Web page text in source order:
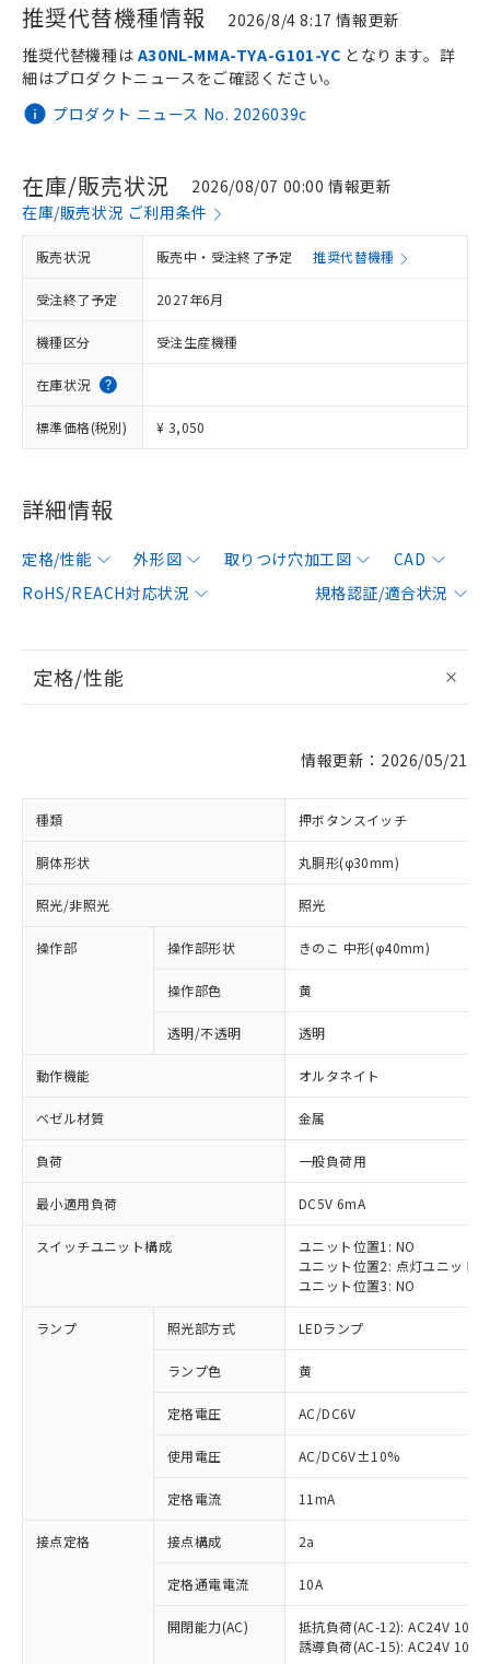
推奨代替機種情報 2026/8/4 8:17 情報更新
プロダクト ニュース No. 2026039c
推奨代替機種は A30NL-MMA-TYA-G101-YC となります。詳
細はプロダクトニュースをご確認ください。
在庫/販売状況
2026/08/07 00:00 情報更新
在庫/販売状況 ご利用条件
販売状況 販売中・受注終了予定 推奨代替機種
受注終了予定 2027年6月
機種区分 受注生産機種
在庫状況
標準価格(税別) ¥ 3,050
詳細情報
定格/性能 外形図 取りつけ穴加工図
CAD
RoHS/REACH対応状況
規格認証/適合状況
定格/性能
情報更新：2026/05/21
種類 押ボタンスイッチ
胴体形状 丸胴形(φ30mm)
照光/非照光 照光
操作部 操作部形状 きのこ 中形(φ40mm)
操作部色 黄
透明/不透明 透明
動作機能 オルタネイト
ベゼル材質 金属
負荷 一般負荷用
最小適用負荷 DC5V 6mA
スイッチユニット構成
ユニット位置1: NO
ユニット位置2: 点灯ユニット
ユニット位置3: NO
ランプ 照光部方式 LEDランプ
ランプ色 黄
定格電圧 AC/DC6V
使用電圧 AC/DC6V±10%
定格電流 11mA
接点定格 接点構成 2a
定格通電電流 10A
開閉能力(AC)
抵抗負荷(AC-12): AC24V 10A/
誘導負荷(AC-15): AC24V
ご利用条件
以下の条件をお読みいただき、同意のうえ
ご利用ください。
本サービスは、当社制御機器事業取扱
商品の当社在庫状況および標準価格
(税抜)を提供させていただくもので
当社制御機器事業取扱商品の中には、
対応済み：EU RoHS指令（10物質）の
非含有に対応した製品が提供可能な商品で
対応予定：EU RoHS指令（10物質）の非含
有に対応した製品に切り替える予定のある
対応予定なし：EU RoHS指令（10物質）の
非含有に非対応の商品で、対応品を出す予
調査・確認中：EU RoHS指令（10物質）の
非含有の対応状況を調査中または確認中の
非該当品：ライセンス料など無形物で、有
害物質有無と関係のない商品です。
仕入先様の事情により、非含有部品として
「○」：最大均質材料含有率が中国RoHSの
基準値以下であることを示します。
「×」：最大均質材料含有率が中国RoHSの